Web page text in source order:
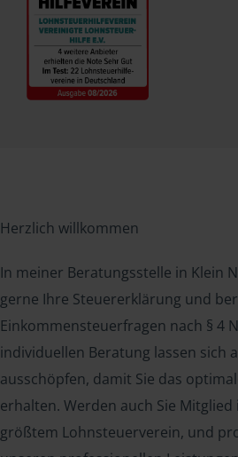
Herzlich willkommen
In meiner Beratungsstelle in Klein
gerne Ihre Steuererklärung und
Einkommensteuerfragen nach § 4
individuellen Beratung lassen sich
ausschöpfen, damit Sie das
erhalten. Werden auch Sie
größtem Lohnsteuerverein, und